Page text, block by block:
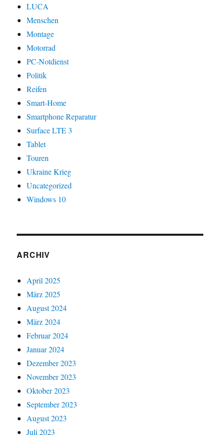
LUCA
Menschen
Montage
Motorrad
PC-Notdienst
Politik
Reifen
Smart-Home
Smartphone Reparatur
Surface LTE 3
Tablet
Touren
Ukraine Krieg
Uncategorized
Windows 10
ARCHIV
April 2025
März 2025
August 2024
März 2024
Februar 2024
Januar 2024
Dezember 2023
November 2023
Oktober 2023
September 2023
August 2023
Juli 2023